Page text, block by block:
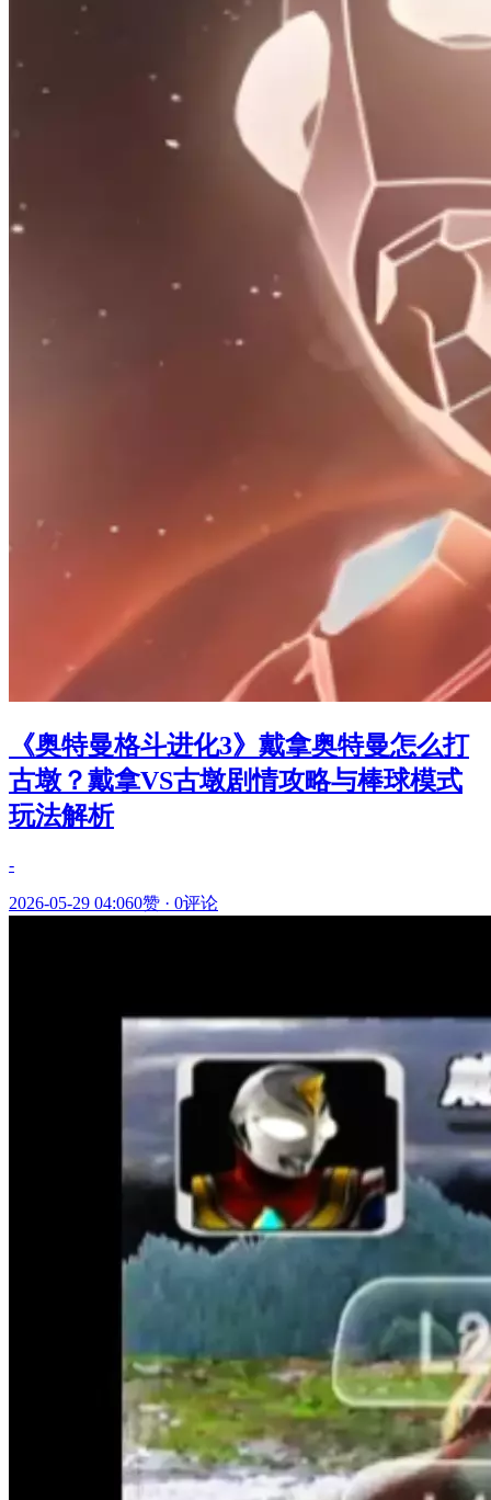
《奥特曼格斗进化3》戴拿奥特曼怎么打
古墩？戴拿VS古墩剧情攻略与棒球模式
玩法解析
-
2026-05-29 04:060赞 · 0评论